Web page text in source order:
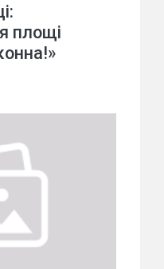
площі